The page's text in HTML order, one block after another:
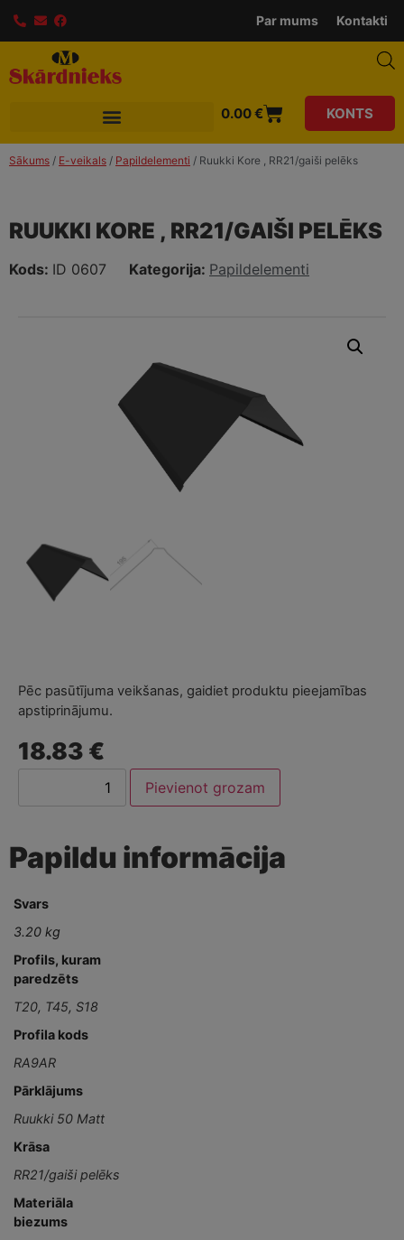
Par mums Kontakti
0.00€ KONTS
Sākums / E-veikals / Papildelementi / Ruukki Kore , RR21/gaiši pelēks
RUUKKI KORE , RR21/GAIŠI PELĒKS
Kods: ID 0607 Kategorija: Papildelementi
Pēc pasūtījuma veikšanas, gaidiet produktu pieejamības
apstiprinājumu.
18.83 €
Pievienot grozam
Papildu informācija
Svars
3.20 kg
Profils, kuram
paredzēts
T20, T45, S18
Profila kods
RA9AR
Pārklājums
Ruukki 50 Matt
Krāsa
RR21/gaiši pelēks
Materiāla
biezums